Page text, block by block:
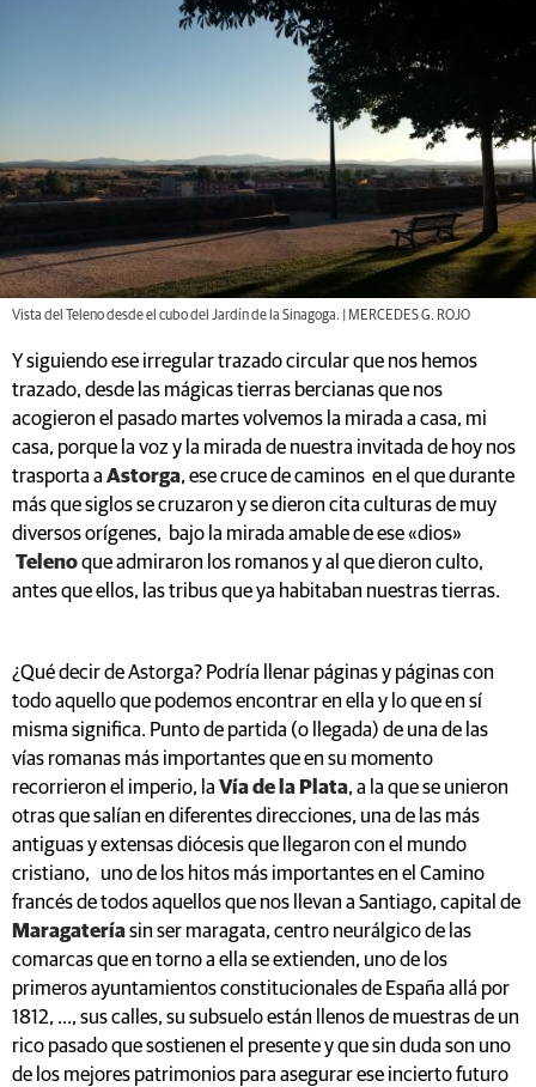
Vista del Teleno desde el cubo del Jardín de la Sinagoga. | MERCEDES G. ROJO
Y siguiendo ese irregular trazado circular que nos hemos
trazado, desde las mágicas tierras bercianas que nos
acogieron el pasado martes volvemos la mirada a casa, mi
casa, porque la voz y la mirada de nuestra invitada de hoy nos
trasporta a Astorga, ese cruce de caminos en el que durante
más que siglos se cruzaron y se dieron cita culturas de muy
diversos orígenes, bajo la mirada amable de ese «dios»
Telenoque admiraron los romanos y al que dieron culto,
antes que ellos, las tribus que ya habitaban nuestras tierras.
¿Qué decir de Astorga? Podría llenar páginas y páginas con
todo aquello que podemos encontrar en ella y lo que en sí
misma significa. Punto de partida (o llegada) de una de las
vías romanas más importantes que en su momento
recorrieron el imperio, la Vía de la Plata, a la que se unieron
otras que salían en diferentes direcciones, una de las más
antiguas y extensas diócesis que llegaron con el mundo
cristiano, uno de los hitos más importantes en el Camino
francés de todos aquellos que nos llevan a Santiago, capital de
Maragateríasin ser maragata, centro neurálgico de las
comarcas que en torno a ella se extienden, uno de los
primeros ayuntamientos constitucionales de España allá por
1812, ..., sus calles, su subsuelo están llenos de muestras de un
rico pasado que sostienen el presente y que sin duda son uno
de los mejores patrimonios para asegurar ese incierto futuro